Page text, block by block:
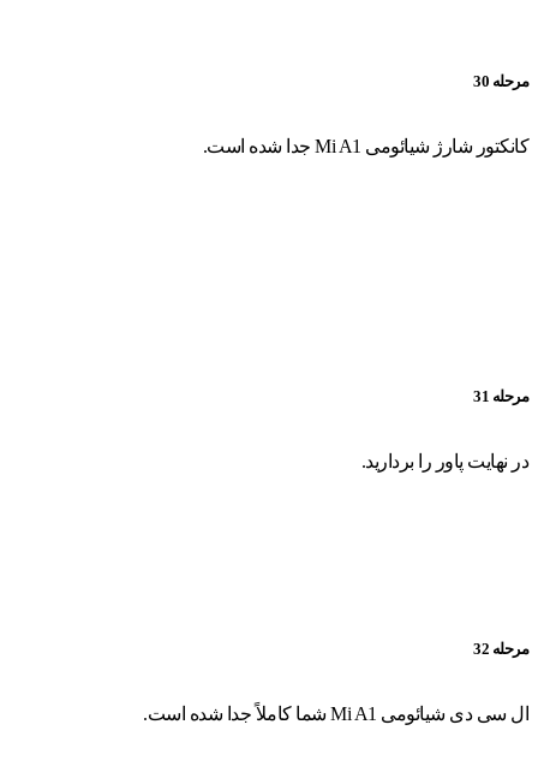
مرحله 30
کانکتور شارژ شیائومی Mi A1 جدا شده است.
مرحله 31
در نهایت پاور را بردارید.
مرحله 32
ال سی دی شیائومی Mi A1 شما کاملاً جدا شده است.